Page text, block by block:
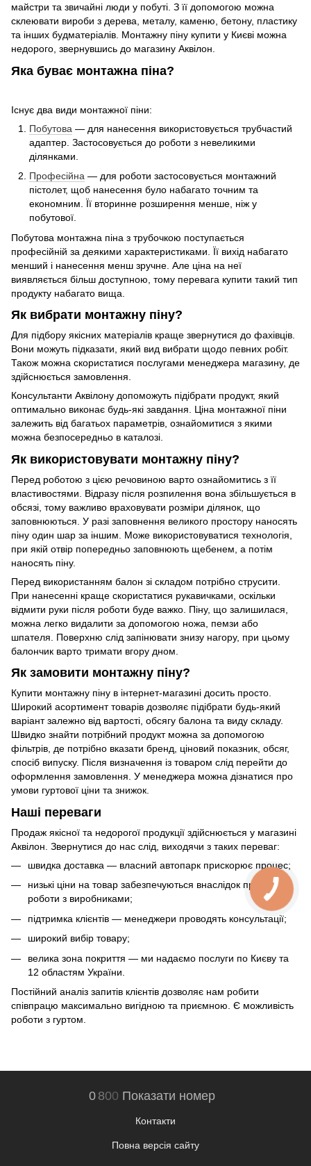
майстри та звичайні люди у побуті. З її допомогою можна
склеювати вироби з дерева, металу, каменю, бетону, пластику
та інших будматеріалів. Монтажну піну купити у Києві можна
недорого, звернувшись до магазину Аквілон.
Яка буває монтажна піна?
Існує два види монтажної піни:
Побутова — для нанесення використовується трубчастий
адаптер. Застосовується до роботи з невеликими
ділянками.
Професійна — для роботи застосовується монтажний
пістолет, щоб нанесення було набагато точним та
економним. Її вторинне розширення менше, ніж у
побутової.
Побутова монтажна піна з трубочкою поступається
професійній за деякими характеристиками. Її вихід набагато
менший і нанесення менш зручне. Але ціна на неї
виявляється більш доступною, тому перевага купити такий тип
продукту набагато вища.
Як вибрати монтажну піну?
Для підбору якісних матеріалів краще звернутися до фахівців.
Вони можуть підказати, який вид вибрати щодо певних робіт.
Також можна скористатися послугами менеджера магазину, де
здійснюється замовлення.
Консультанти Аквілону допоможуть підібрати продукт, який
оптимально виконає будь-які завдання. Ціна монтажної піни
залежить від багатьох параметрів, ознайомитися з якими
можна безпосередньо в каталозі.
Як використовувати монтажну піну?
Перед роботою з цією речовиною варто ознайомитись з її
властивостями. Відразу після розпилення вона збільшується в
обсязі, тому важливо враховувати розміри ділянок, що
заповнюються. У разі заповнення великого простору наносять
піну один шар за іншим. Може використовуватися технологія,
при якій отвір попередньо заповнюють щебенем, а потім
наносять піну.
Перед використанням балон зі складом потрібно струсити.
При нанесенні краще скористатися рукавичками, оскільки
відмити руки після роботи буде важко. Піну, що залишилася,
можна легко видалити за допомогою ножа, пемзи або
шпателя. Поверхню слід запінювати знизу нагору, при цьому
балончик варто тримати вгору дном.
Як замовити монтажну піну?
Купити монтажну піну в інтернет-магазині досить просто.
Широкий асортимент товарів дозволяє підібрати будь-який
варіант залежно від вартості, обсягу балона та виду складу.
Швидко знайти потрібний продукт можна за допомогою
фільтрів, де потрібно вказати бренд, ціновий показник, обсяг,
спосіб випуску. Після визначення із товаром слід перейти до
оформлення замовлення. У менеджера можна дізнатися про
умови гуртової ціни та знижок.
Наші переваги
Продаж якісної та недорогої продукції здійснюється у магазині
Аквілон. Звернутися до нас слід, виходячи з таких переваг:
швидка доставка — власний автопарк прискорює процес;
низькі ціни на товар забезпечуються внаслідок прямої
роботи з виробниками;
підтримка клієнтів — менеджери проводять консультації;
широкий вибір товару;
велика зона покриття — ми надаємо послуги по Києву та
12 областям України.
Постійний аналіз запитів клієнтів дозволяє нам робити
співпрацю максимально вигідною та приємною. Є можливість
роботи з гуртом.
0 800 Показати номер
Контакти
Повна версія сайту